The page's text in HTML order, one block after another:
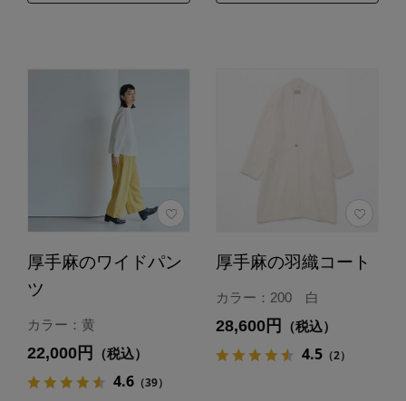
厚手麻のワイドパン
ツ
カラー：黄
22,000円 （税込）
4.6（39）
厚手麻の羽織コート
カラー：200 白
28,600円 （税込）
4.5（2）